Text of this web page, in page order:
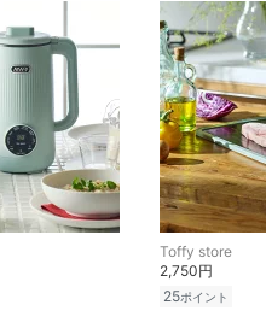
Toffy store
2,750円
25ポイント